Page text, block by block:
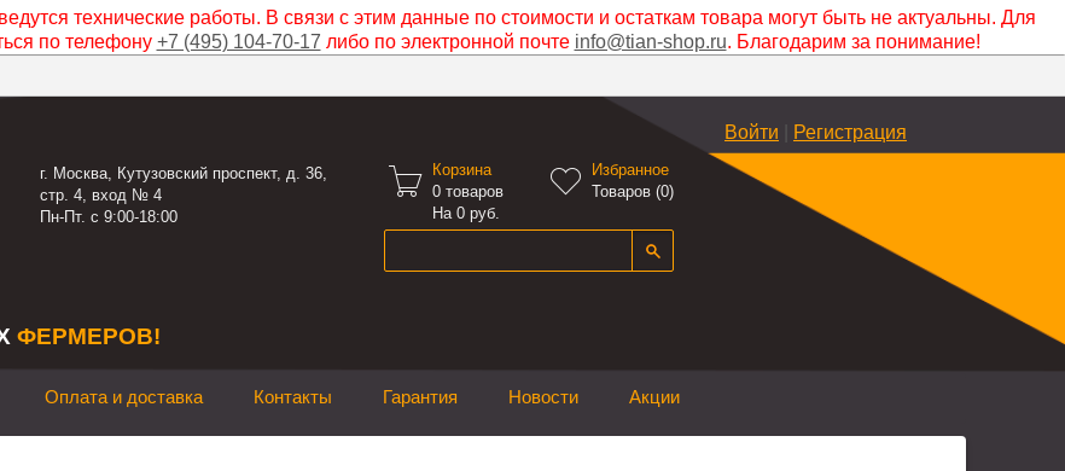
технические работы. В связи с этим данные по стоимости и остаткам товара могут быть не актуальны. Для
по телефону +7 (495) 104-70-17 либо по электронной почте info@tian-shop.ru. Благодарим за понимание!
Войти Регистрация
г. Москва, Кутузовский проспект, д. 36,
стр. 4, вход № 4
Пн-Пт. с 9:00-18:00

Корзина
0товаров
На 0 руб.

Избранное
Товаров (0)
ФЕРМЕРОВ!
Оплата и доставка Контакты Гарантия Новости Акции